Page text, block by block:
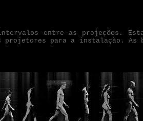
entre as projeções.
para a instalação. As